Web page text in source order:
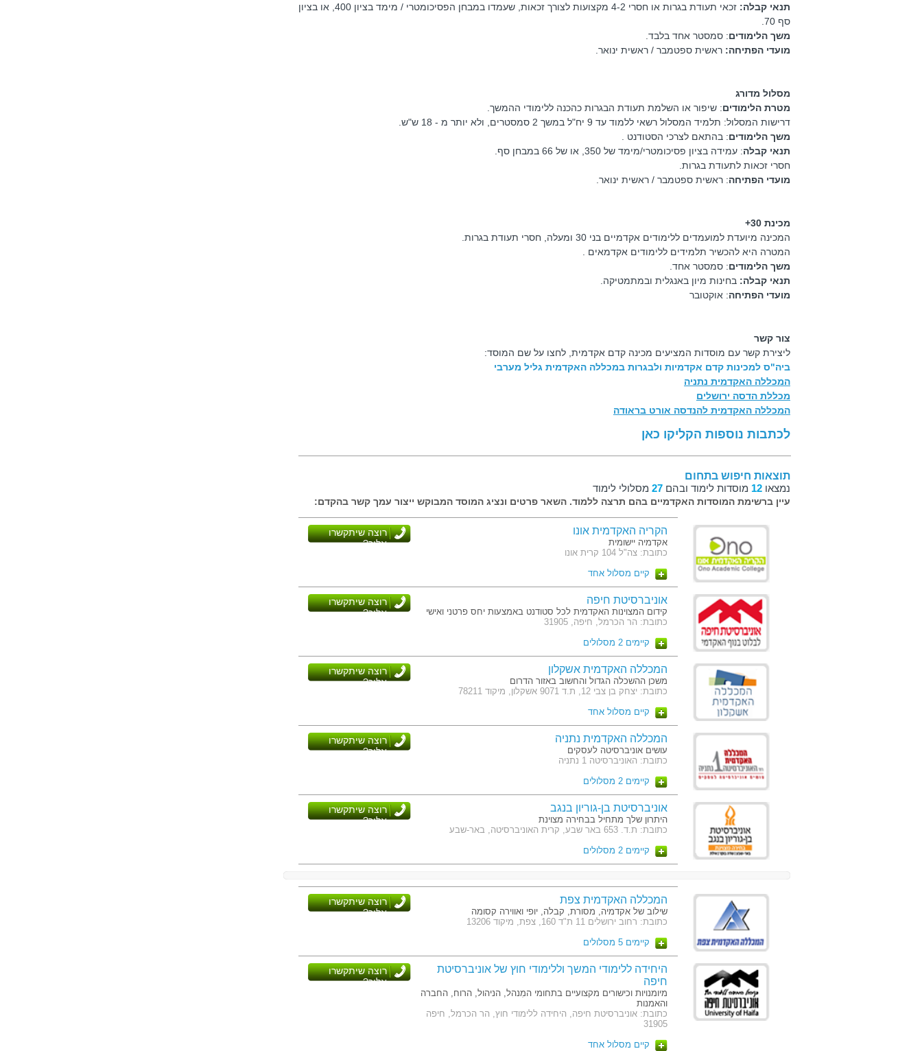
תנאי קבלה:
זכאי תעודת בגרות או חסרי 4-2 מקצועות לצורך זכאות, שעמדו במבחן הפסיכומטרי / מימד בציון 400, או בציון
סף 70.
משך הלימודים: סמסטר אחד בלבד.
מועדי הפתיחה: ראשית ספטמבר / ראשית ינואר.
מסלול מדורג
מטרת הלימודים: שיפור או השלמת תעודת הבגרות כהכנה ללימודי ההמשך.
דרישות המסלול: תלמיד המסלול רשאי ללמוד עד 9 יח"ל במשך 2 סמסטרים, ולא יותר מ - 18 ש"ש.
משך הלימודים: בהתאם לצרכי הסטודנט .
תנאי קבלה: עמידה בציון פסיכומטרי/מימד של 350, או של 66 במבחן סף.
חסרי זכאות לתעודת בגרות.
מועדי הפתיחה: ראשית ספטמבר / ראשית ינואר.
מכינת 30+
המכינה מיועדת למועמדים ללימודים אקדמיים בני 30 ומעלה, חסרי תעודת בגרות.
המטרה היא להכשיר תלמידים ללימודים אקדמאים .
משך הלימודים: סמסטר אחד.
תנאי קבלה: בחינות מיון באנגלית ובמתמטיקה.
מועדי הפתיחה: אוקטובר
צור קשר
ליצירת קשר עם מוסדות המציעים מכינה קדם אקדמית, לחצו על שם המוסד:
ביה"ס למכינות קדם אקדמיות ולבגרות במכללה האקדמית גליל מערבי
המכללה האקדמית נתניה
מכללת הדסה ירושלים
המכללה האקדמית להנדסה אורט בראודה
לכתבות נוספות הקליקו כאן
תוצאות חיפוש בתחום
נמצאו 12 מוסדות לימוד ובהם 27 מסלולי לימוד
עיין ברשימת המוסדות האקדמיים בהם תרצה ללמוד. השאר פרטים ונציג המוסד המבוקש ייצור עמך קשר בהקדם:
הקריה האקדמית אונו
אקדמיה יישומית
כתובת: צה"ל 104 קרית אונו
רוצה שיתקשרו
אליך?
קיים מסלול אחד
אוניברסיטת חיפה
קידום המצוינות האקדמית לכל סטודנט באמצעות יחס פרטני ואישי
כתובת: הר הכרמל, חיפה, 31905
רוצה שיתקשרו
אליך?
קיימים 2 מסלולים
המכללה האקדמית אשקלון
משכן ההשכלה הגדול והחשוב באזור הדרום
כתובת: יצחק בן צבי 12, ת.ד 9071 אשקלון, מיקוד 78211
רוצה שיתקשרו
אליך?
קיים מסלול אחד
המכללה האקדמית נתניה
עושים אוניברסיטה לעסקים
כתובת: האוניברסיטה 1 נתניה
רוצה שיתקשרו
אליך?
קיימים 2 מסלולים
אוניברסיטת בן-גוריון בנגב
היתרון שלך מתחיל בבחירה מצוינת
כתובת: ת.ד. 653 באר שבע, קרית האוניברסיטה, באר-שבע
רוצה שיתקשרו
אליך?
קיימים 2 מסלולים
המכללה האקדמית צפת
שילוב של אקדמיה, מסורת, קבלה, יופי ואווירה קסומה
כתובת: רחוב ירושלים 11 ת"ד 160, צפת, מיקוד 13206
רוצה שיתקשרו
אליך?
קיימים 5 מסלולים
היחידה ללימודי המשך וללימודי חוץ של אוניברסיטת
חיפה
מיומנויות וכישורים מקצועיים בתחומי המִנהל, הניהול, הרוח, החברה
והאמנות
כתובת: אוניברסיטת חיפה, היחידה ללימודי חוץ, הר הכרמל, חיפה
31905
רוצה שיתקשרו
אליך?
קיים מסלול אחד